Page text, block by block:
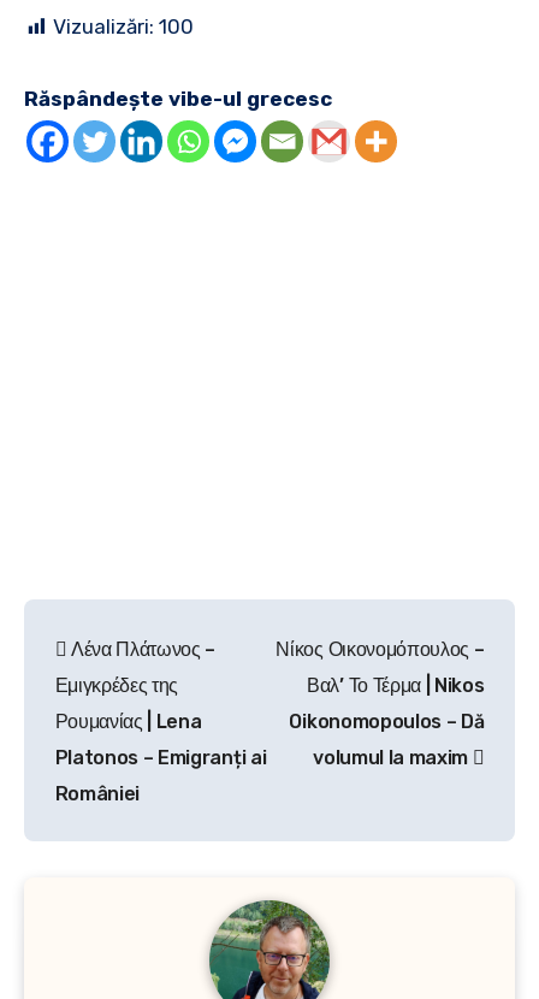
Vizualizări: 100
Răspândește vibe-ul grecesc
articole
Λένα Πλάτωνος –
Εμιγκρέδες της
Ρουμανίας | Lena
Platonos – Emigranți ai
României
Νίκος Οικονομόπουλος –
Βαλ’ Το Τέρμα | Nikos
Oikonomopoulos – Dă
volumul la maxim